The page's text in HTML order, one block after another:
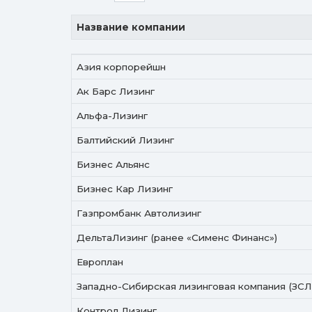
Название компании
Название компании
Азия корпорейшн
Ак Барс Лизинг
Альфа-Лизинг
Балтийский Лизинг
Бизнес Альянс
Бизнес Кар Лизинг
Газпромбанк Автолизинг
ДельтаЛизинг (ранее «Сименс Финанс»)
Европлан
Западно-Сибирская лизинговая компания